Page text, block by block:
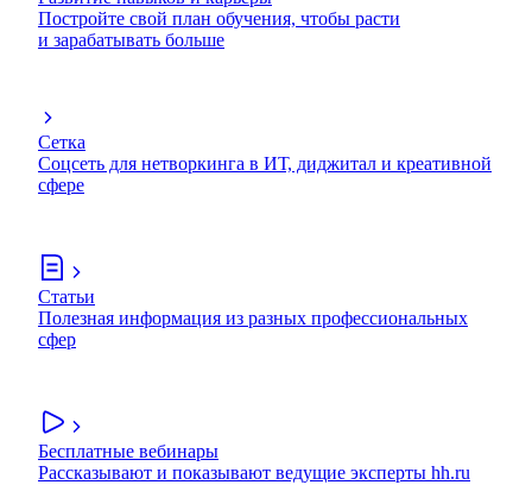
Постройте свой план обучения, чтобы расти
и зарабатывать больше
Сетка
Соцсеть для нетворкинга в ИТ, диджитал и креативной
сфере
Статьи
Полезная информация из разных профессиональных
сфер
Бесплатные вебинары
Рассказывают и показывают ведущие эксперты hh.ru